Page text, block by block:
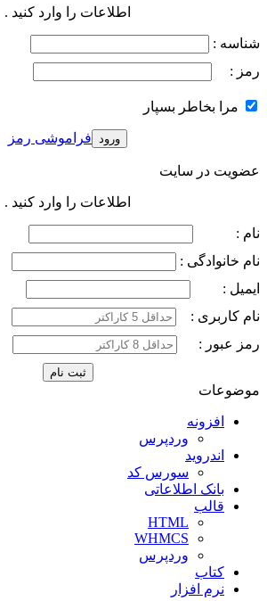
اطلاعات را وارد کنید .
شناسه :
رمز :
مرا بخاطر بسپار
فراموشی رمز
عضویت در سایت
اطلاعات را وارد کنید .
نام :
نام خانوادگی :
ایمیل :
نام کاربری :
رمز عبور :
موضوعات
افزونه
وردپرس
اندروید
سورس کد
بانک اطلاعاتی
قالب
HTML
WHMCS
وردپرس
کتاب
نرم افزار